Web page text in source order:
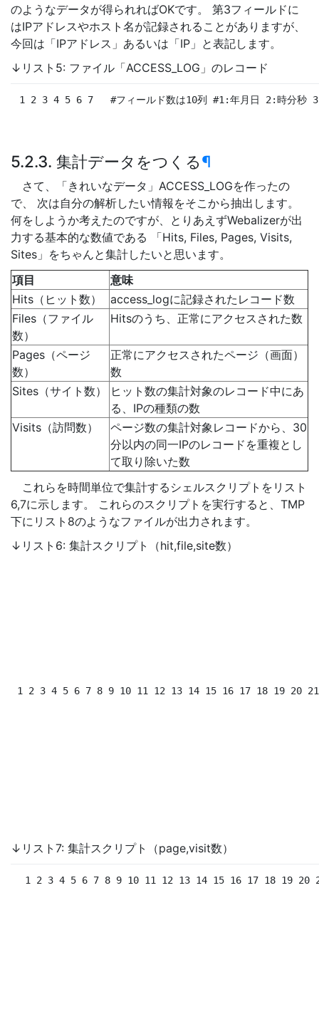
のようなデータが得られればOKです。 第3フィールドに
はIPアドレスやホスト名が記録されることがありますが、
今回は「IPアドレス」あるいは「IP」と表記します。
↓リスト5: ファイル「ACCESS_LOG」のレコード
1 2 3 4 5 6 7 #フィールド数は10列 #1:年月日 2:時分秒
5.2.3. 集計データをつくる¶
さて、「きれいなデータ」ACCESS_LOGを作ったの
で、 次は自分の解析したい情報をそこから抽出します。
何をしようか考えたのですが、とりあえずWebalizerが出
力する基本的な数値である 「Hits, Files, Pages, Visits,
Sites」をちゃんと集計したいと思います。
項目
意味
Hits（ヒット数）
access_logに記録されたレコード数
Files（ファイル
数）
Hitsのうち、正常にアクセスされた数
Pages（ページ
数）
正常にアクセスされたページ（画面）
数
Sites（サイト数）
ヒット数の集計対象のレコード中にあ
る、IPの種類の数
Visits（訪問数）
ページ数の集計対象レコードから、30
分以内の同一IPのレコードを重複とし
て取り除いた数
これらを時間単位で集計するシェルスクリプトをリスト
6,7に示します。 これらのスクリプトを実行すると、TMP
下にリスト8のようなファイルが出力されます。
↓リスト6: 集計スクリプト（hit,file,site数）
1 2 3 4 5 6 7 8 9 10 11 12 13 14 15 16 17 18 19 20
↓リスト7: 集計スクリプト（page,visit数）
1 2 3 4 5 6 7 8 9 10 11 12 13 14 15 16 17 18 19 20